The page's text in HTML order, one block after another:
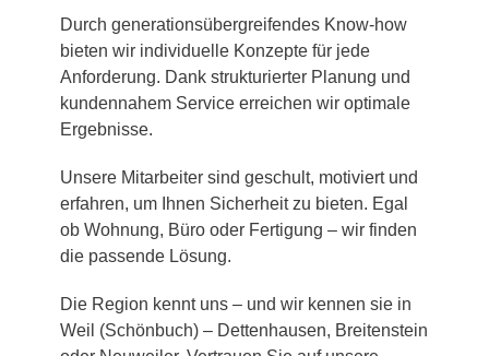
Durch generationsübergreifendes Know-how
bieten wir individuelle Konzepte für jede
Anforderung. Dank strukturierter Planung und
kundennahem Service erreichen wir optimale
Ergebnisse.
Unsere Mitarbeiter sind geschult, motiviert und
erfahren, um Ihnen Sicherheit zu bieten. Egal
ob Wohnung, Büro oder Fertigung – wir finden
die passende Lösung.
Die Region kennt uns – und wir kennen sie in
Weil (Schönbuch) – Dettenhausen, Breitenstein